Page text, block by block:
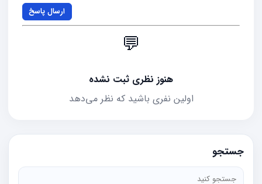
ارسال پاسخ
💬
هنوز نظری ثبت نشده
اولین نفری باشید که نظر می‌دهد
جستجو